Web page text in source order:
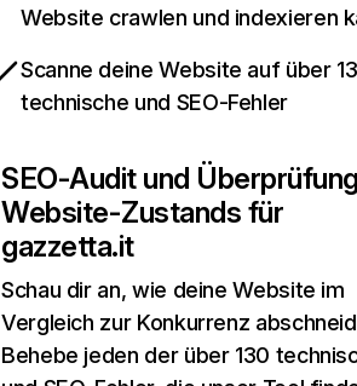
Website crawlen und indexieren
Scanne deine Website auf über
technische und SEO-Fehler
SEO-Audit und
Website-Zustands für
gazzetta.it
Schau dir an, wie deine Website im
Vergleich zur Konkurrenz
Behebe jeden der über 130